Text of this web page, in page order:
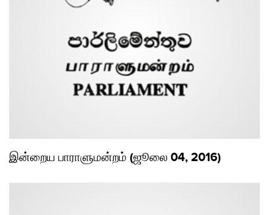
இன்றைய பாராளுமன்றம் (ஜூலை 04, 2016)